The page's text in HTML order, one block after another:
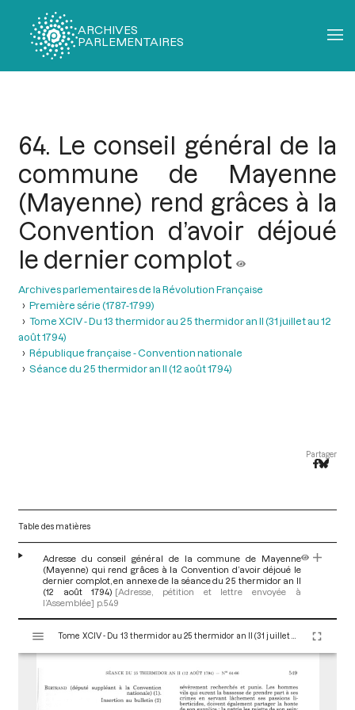
ARCHIVES
PARLEMENTAIRES
64. Le conseil général de la
commune de Mayenne
(Mayenne) rend grâces à la
Convention d’avoir déjoué
le dernier complot
Archives parlementaires de la Révolution Française
Première série (1787-1799)
Tome XCIV - Du 13 thermidor au 25 thermidor an II (31 juillet au 12
août 1794)
République française - Convention nationale
Séance du 25 thermidor an II (12 août 1794)
Partager
Table des matières
Adresse du conseil général de la commune de Mayenne
(Mayenne) qui rend grâces à la Convention d’avoir déjoué le
dernier complot, en annexe de la séance du 25 thermidor an II
(12 août 1794) [Adresse, pétition et lettre envoyée à
l’Assemblée] p.549
s